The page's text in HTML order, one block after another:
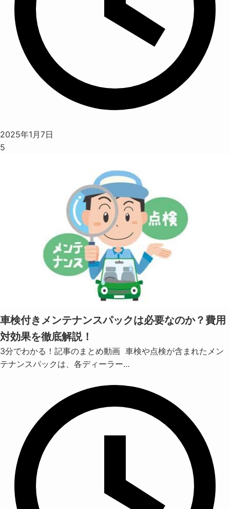
2025年1月7日
5
車検付きメンテナンスパックは必要なのか？費用
対効果を徹底解説！
3分でわかる！記事のまとめ動画 車検や点検が含まれたメン
テナンスパックは、各ディーラー…